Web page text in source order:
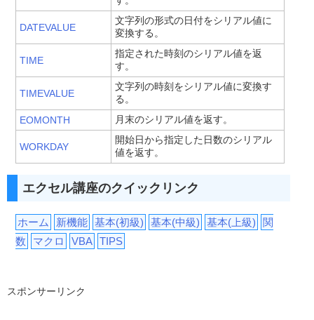
DATEVALUE
文字列の形式の日付をシリアル値に
変換する。
TIME
指定された時刻のシリアル値を返
す。
TIMEVALUE
文字列の時刻をシリアル値に変換す
る。
EOMONTH
月末のシリアル値を返す。
WORKDAY
開始日から指定した日数のシリアル
値を返す。
エクセル講座のクイックリンク
ホーム 新機能 基本(初級) 基本(中級) 基本(上級)
関
数
マクロ VBA TIPS
スポンサーリンク